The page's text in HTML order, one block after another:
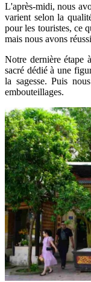
L'après-midi, nous
varient selon la
pour les touristes, ce
mais nous avons
Notre dernière étape à
sacré dédié à une
la sagesse. Puis
embouteillages.